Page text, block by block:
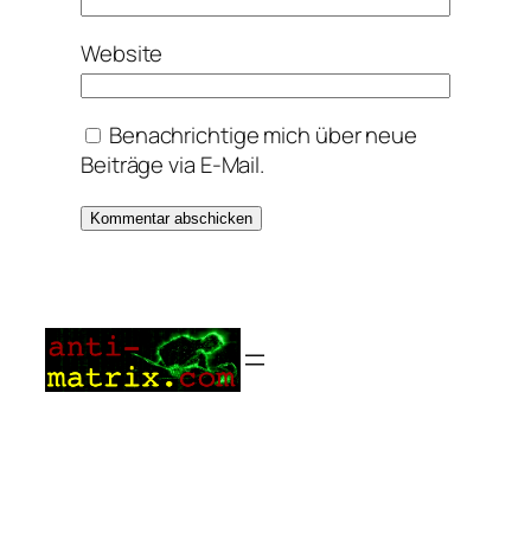
Website
Benachrichtige mich über neue
Beiträge via E-Mail.